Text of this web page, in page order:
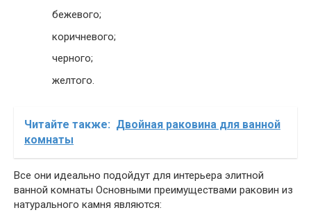
бежевого;
коричневого;
черного;
желтого.
Читайте также: Двойная раковина для ванной
комнаты
Все они идеально подойдут для интерьера элитной
ванной комнаты Основными преимуществами раковин из
натурального камня являются: